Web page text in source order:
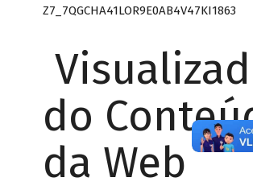
Z7_7QGCHA41LOR9E0AB4V47KI1863
do
da Web